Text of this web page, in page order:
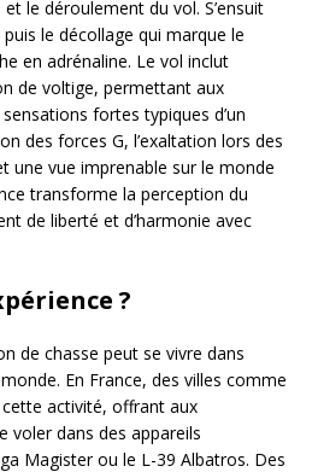
le déroulement du vol. S’ensuit
le décollage qui marque le
en adrénaline. Le vol inclut
de voltige, permettant aux
fortes typiques d’un
des forces G, l’exaltation lors des
une vue imprenable sur le monde
transforme la perception du
de liberté et d’harmonie avec
?
de chasse peut se vivre dans
En France, des villes comme
activité, offrant aux
voler dans des appareils
Magister ou le L-39 Albatros. Des